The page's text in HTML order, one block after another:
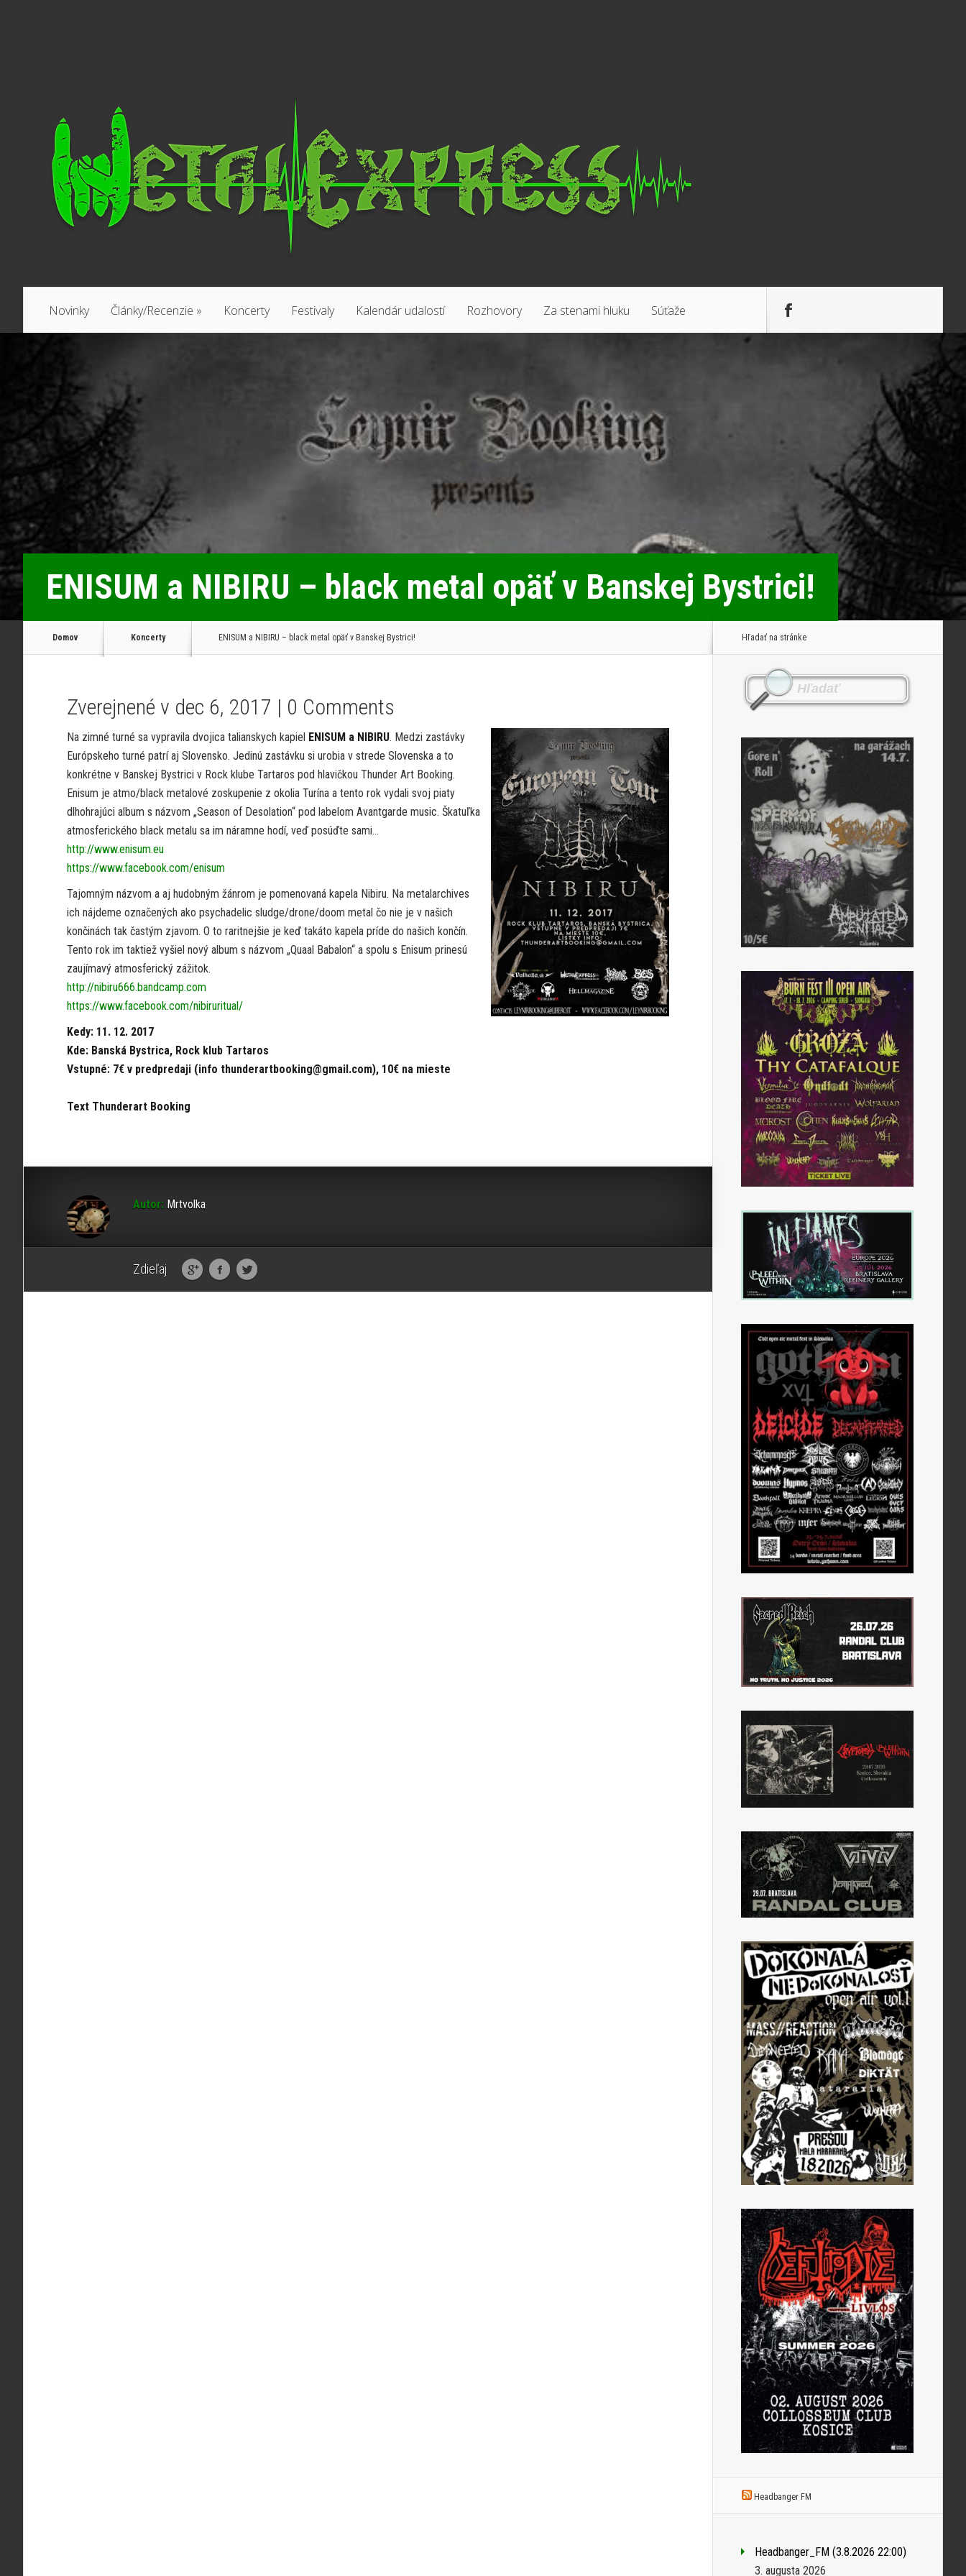
Novinky Články/Recenzie » Koncerty Festivaly Kalendár udalostí Rozhovory Za stenami hluku Súťaže
ENISUM a NIBIRU – black metal opäť v Banskej Bystrici!
Domov Koncerty ENISUM a NIBIRU – black metal opäť v Banskej Bystrici!
Zverejnené v dec 6, 2017 | 0 Comments
Na zimné turné sa vypravila dvojica talianskych kapiel ENISUM a NIBIRU. Medzi zastávky
Európskeho turné patrí aj Slovensko. Jedinú zastávku si urobia v strede Slovenska a to
konkrétne v Banskej Bystrici v Rock klube Tartaros pod hlavičkou Thunder Art Booking.
Enisum je atmo/black metalové zoskupenie z okolia Turína a tento rok vydali svoj piaty
dlhohrajúci album s názvom „Season of Desolation“ pod labelom Avantgarde music. Škatuľka
atmosferického black metalu sa im náramne hodí, veď posúďte sami…
http://www.enisum.eu
https://www.facebook.com/enisum
Tajomným názvom a aj hudobným žánrom je pomenovaná kapela Nibiru. Na metalarchives
ich nájdeme označených ako psychadelic sludge/drone/doom metal čo nie je v našich
končinách tak častým zjavom. O to raritnejšie je keď takáto kapela príde do našich končín.
Tento rok im taktiež vyšiel nový album s názvom „Quaal Babalon“ a spolu s Enisum prinesú
zaujímavý atmosferický zážitok.
http://nibiru666.bandcamp.com
https://www.facebook.com/nibiruritual/
Kedy: 11. 12. 2017
Kde: Banská Bystrica, Rock klub Tartaros
Vstupné: 7€ v predpredaji (info thunderartbooking@gmail.com), 10€ na mieste
Text Thunderart Booking
Autor: Mrtvolka
Zdieľaj
Hľadať na stránke
Headbanger FM
Headbanger_FM (3.8.2026 22:00)
3. augusta 2026